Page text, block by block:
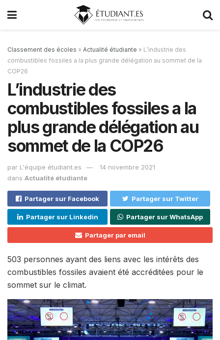
Classement des écoles » Actualité étudiante » L’industrie des
combustibles fossiles a la plus grande délégation au sommet de la
COP26
L’industrie des
combustibles fossiles a la
plus grande délégation au
sommet de la COP26
par L'équipe étudiant.es
14 novembre 2021
dans Actualité étudiante
Partager sur Facebook Partager sur Twitter
Partager sur Linkedin Partager sur WhatsApp
Partager par email
503 personnes ayant des liens avec les intérêts des
combustibles fossiles avaient été accréditées pour le
sommet sur le climat.